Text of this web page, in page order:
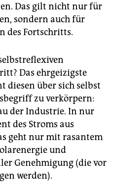
Das gilt nicht nur für
sondern auch für
des Fortschritts.
Das ehrgeizigste
diesen über sich selbst
zu verkörpern:
der Industrie. In nur
des Stroms aus
geht nur mit rasantem
und
Genehmigung (die vor
werden).